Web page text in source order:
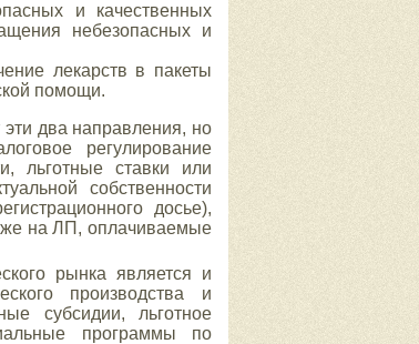
и качественных
небезопасных и
лекарств в пакеты
помощи.
два направления, но
регулирование
льготные ставки или
собственности
досье),
на ЛП, оплачиваемые
рынка является и
производства и
субсидии, льготное
программы по